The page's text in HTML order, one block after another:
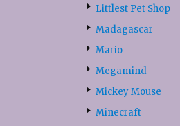
Littlest Pet Shop
Madagascar
Mario
Megamind
Mickey Mouse
Minecraft